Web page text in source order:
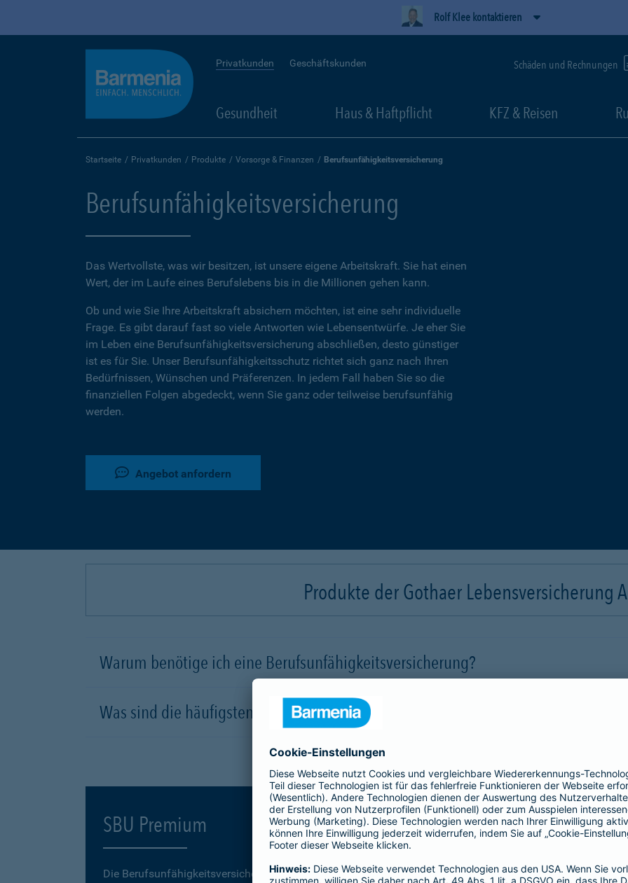
Rolf Klee kontaktieren
Privatkunden Geschäftskunden Schäden und Rechnungen
Gesundheit Haus & Haftpflicht KFZ & Reisen
Startseite Privatkunden Produkte Vorsorge & Finanzen Berufsunfähigkeitsversicherung
Berufsunfähigkeitsversicherung
Das Wertvollste, was wir besitzen, ist unsere eigene Arbeitskraft. Sie hat einen
Wert, der im Laufe eines Berufslebens bis in die Millionen gehen kann.
Ob und wie Sie Ihre Arbeitskraft absichern möchten, ist eine sehr individuelle
Frage. Es gibt darauf fast so viele Antworten wie Lebensentwürfe. Je eher Sie
im Leben eine Berufsunfähigkeitsversicherung abschließen, desto günstiger
ist es für Sie. Unser Berufsunfähigkeitsschutz richtet sich ganz nach Ihren
Bedürfnissen, Wünschen und Präferenzen. In jedem Fall haben Sie so die
finanziellen Folgen abgedeckt, wenn Sie ganz oder teilweise berufsunfähig
werden.
Angebot anfordern
Produkte der Gothaer Lebensversicherung
Warum benötige ich eine Berufsunfähigkeitsversicherung?
Was sind die häufigsten Ursachen für eine Berufsunfähigkeit?
SBU Premium
Die BerufsunfähigkeitsversicherungSBU Premiumbietet eine
SBU Invest
Die